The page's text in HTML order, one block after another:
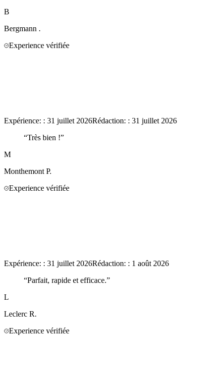
B
Bergmann .
Experience vérifiée
Expérience: : 31 juillet 2026Rédaction: : 31 juillet 2026
“Très bien !”
M
Monthemont P.
Experience vérifiée
Expérience: : 31 juillet 2026Rédaction: : 1 août 2026
“Parfait, rapide et efficace.”
L
Leclerc R.
Experience vérifiée